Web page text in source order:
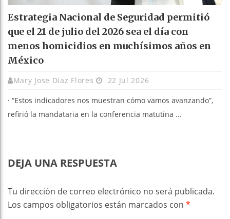
Estrategia Nacional de Seguridad permitió
que el 21 de julio del 2026 sea el día con
menos homicidios en muchísimos años en
México
Mary Jose Díaz Flores 22 Jul 2026
· ⁠“Estos indicadores nos muestran cómo vamos avanzando”,
refirió la mandataria en la conferencia matutina ...
DEJA UNA RESPUESTA
Tu dirección de correo electrónico no será publicada.
Los campos obligatorios están marcados con *